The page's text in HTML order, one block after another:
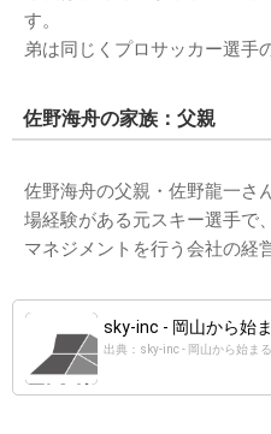
す。
弟は同じくプロサッカー選手
佐野海舟の家族：父親
佐野海舟の父親・佐野龍一さ
場経験がある元スキー選手で
マネジメントを行う会社の経
sky-inc - 岡山から始
出典：sky-inc - 岡山から始ま